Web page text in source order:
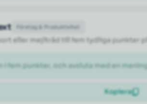
Företag & Produktivitet
eller mejltråd till fem tydliga punkter
i fem punkter, och avsluta med en
Kopiera